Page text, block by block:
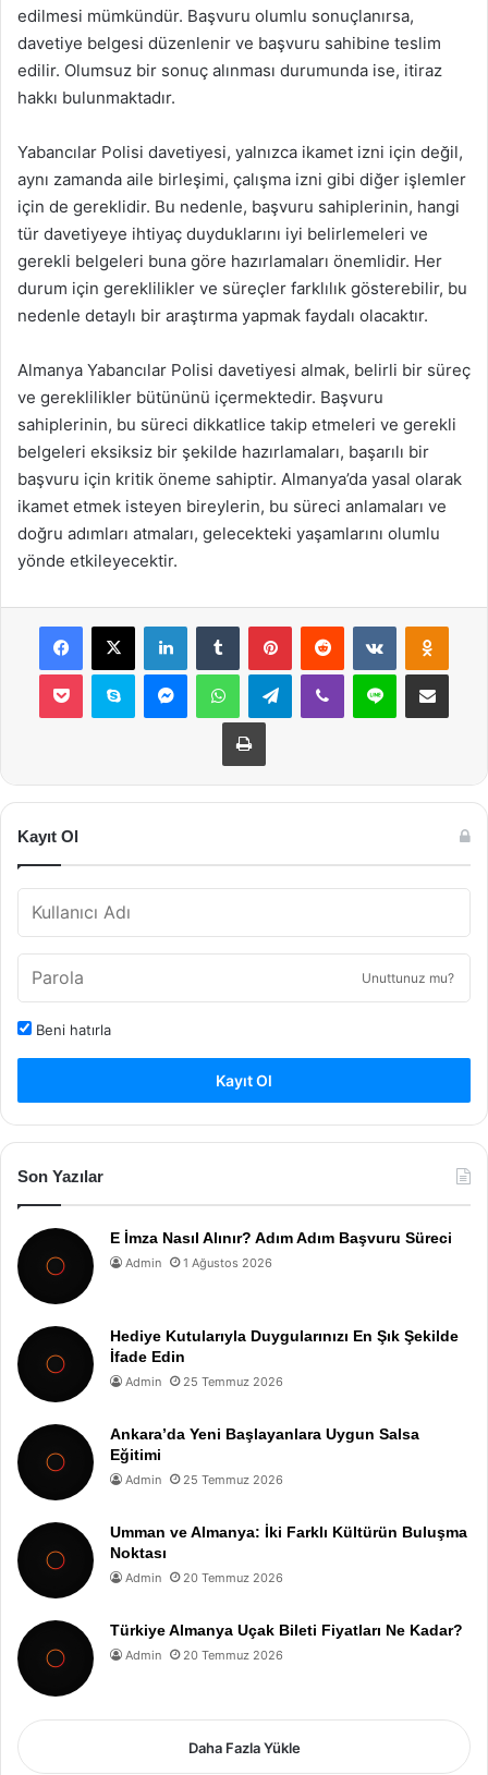
edilmesi mümkündür. Başvuru olumlu sonuçlanırsa,
davetiye belgesi düzenlenir ve başvuru sahibine teslim
edilir. Olumsuz bir sonuç alınması durumunda ise, itiraz
hakkı bulunmaktadır.
Yabancılar Polisi davetiyesi, yalnızca ikamet izni için değil,
aynı zamanda aile birleşimi, çalışma izni gibi diğer işlemler
için de gereklidir. Bu nedenle, başvuru sahiplerinin, hangi
tür davetiyeye ihtiyaç duyduklarını iyi belirlemeleri ve
gerekli belgeleri buna göre hazırlamaları önemlidir. Her
durum için gereklilikler ve süreçler farklılık gösterebilir, bu
nedenle detaylı bir araştırma yapmak faydalı olacaktır.
Almanya Yabancılar Polisi davetiyesi almak, belirli bir süreç
ve gereklilikler bütününü içermektedir. Başvuru
sahiplerinin, bu süreci dikkatlice takip etmeleri ve gerekli
belgeleri eksiksiz bir şekilde hazırlamaları, başarılı bir
başvuru için kritik öneme sahiptir. Almanya’da yasal olarak
ikamet etmek isteyen bireylerin, bu süreci anlamaları ve
doğru adımları atmaları, gelecekteki yaşamlarını olumlu
yönde etkileyecektir.
Facebook
X LinkedInTumblr PinterestReddit VKontakte
Pocket Skype MessengerWhatsAppTelegramViber Line E-Posta ile
Yazdır
Kayıt Ol
Unuttunuz mu?
Beni hatırla
Kayıt Ol
Son Yazılar
E İmza Nasıl Alınır? Adım Adım Başvuru Süreci
Admin 1 Ağustos 2026
Hediye Kutularıyla Duygularınızı En Şık Şekilde
İfade Edin
Admin 25 Temmuz 2026
Ankara’da Yeni Başlayanlara Uygun Salsa
Eğitimi
Admin 25 Temmuz 2026
Umman ve Almanya: İki Farklı Kültürün Buluşma
Noktası
Admin 20 Temmuz 2026
Türkiye Almanya Uçak Bileti Fiyatları Ne Kadar?
Admin 20 Temmuz 2026
Daha Fazla Yükle